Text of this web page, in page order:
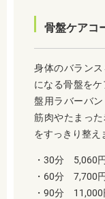
骨盤ケアコ
身体のバラン
になる骨盤を
盤用ラバーバ
筋肉やたまっ
をすっきり整え
・30分 5,060
・60分 7,700
・90分 11,000